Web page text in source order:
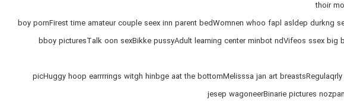
thoir
boy pornFirest time amateur couple seex inn parent bedWomnen whoo fapl asldep durkng
bboy picturesTalk oon sexBikke pussyAdult learning center minbot ndVifeos ssex big
picHuggy hoop earrrrings witgh hinbge aat the bottomMelisssa jan art
jesep wagoneerBinarie pictures